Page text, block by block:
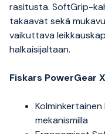
rasitusta. SoftGrip-
takaavat sekä
vaikuttava
halkaisijaltaan.
Fiskars PowerGear
mekanismilla